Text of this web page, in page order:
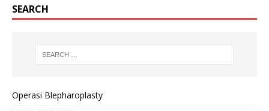
SEARCH
Operasi Blepharoplasty